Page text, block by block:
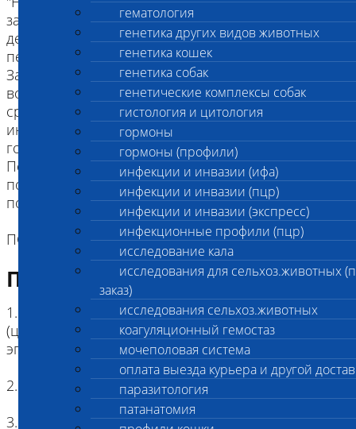
гематология
генетика других видов животных
генетика кошек
генетика собак
генетические комплексы собак
гистология и цитология
гормоны
гормоны (профили)
инфекции и инвазии (ифа)
инфекции и инвазии (пцр)
инфекции и инвазии (экспресс)
инфекционные профили (пцр)
исследование кала
исследования для сельхоз.животных
заказ)
исследования сельхоз.животных
коагуляционный гемостаз
мочеполовая система
оплата выезда курьера и другой
паразитология
патанатомия
заболевание цвергшнауцеров, приводящее к
демиелинезации, «томакуле», аксонов
периферических нервов.
Заболевание, как правило, развивается в
возрасте до 2х лет, проявляющется в частых
срыгиваниях из-за мегаэзофагуса и
инспираторной одышке, вызванной параличом
гортани.
Положительный прогноз на выживание собак с
поставленным диагнозом (более 3х лет после
появления первичных симптомов)."
ПОРОДА: Цвергшнауцер
Подготовка к исследованию
1. Кровь (2 мл) в пробирке с антикоагулянтом.
(цитрат натрия, К3ЭДТА, К2ЭДТА) , буккальный
эпителий
2. Копия родословной
3. Наличие клейма или чипа